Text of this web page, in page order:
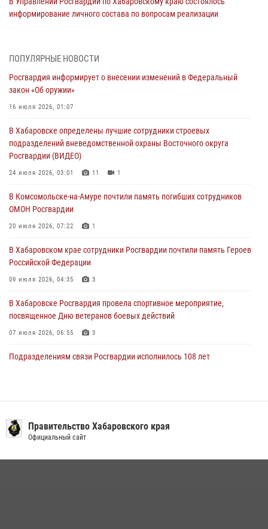
информирование личного состава по вопросам реализации
женщине, потерявшей сознание во время массового мероприятия
29 июля 2026, 23:24
29 июля 2026, 02:51
За прошедшую неделю в Хабаровском крае росгвардейцы провели
свыше 120 проверок условий хранения оружия
В Хабаровске при силовой поддержке спецназа Росгвардии
пресечена деятельность преступной группы, организовавшей сеть
28 июля 2026, 05:56
ПОПУЛЯРНЫЕ НОВОСТИ
Росгвардия информирует о внесении изменений в Федеральный
закон «Об оружии»
16 июля 2026, 01:07
В Хабаровске определены лучшие сотрудники строевых
подразделений вневедомственной охраны Восточного округа
Росгвардии (ВИДЕО)
24 июля 2026, 03:01 11 1
В Комсомольске-на-Амуре почтили память погибших сотрудников
ОМОН Росгвардии
20 июля 2026, 07:22 1
В Хабаровском крае сотрудники Росгвардии почтили память Героев
Российской Федерации
09 июля 2026, 04:35 3
В Хабаровске Росгвардия провела спортивное мероприятие,
посвященное Дню ветеранов боевых действий
07 июля 2026, 06:55 3
Подразделениям связи Росгвардии исполнилось 108 лет
01 августа 2026, 01:28
Правительство Хабаровского края
Официальный сайт